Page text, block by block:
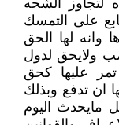
لتجاوز الشحه
على التمسك
وانه لها الحق
ولايحق لدول
تمر عليها كحق
ان تدفع وبذلك
مايحدث اليوم